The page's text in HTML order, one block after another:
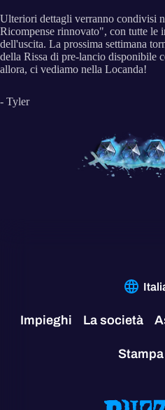
Ulteriori dettagli verranno condivisi
Ricompense rinnovato", con tutte le
dell'uscita. La prossima settimana
della Rissa di pre-lancio disponibile
allora, ci vediamo nella Locanda!
- Tyler